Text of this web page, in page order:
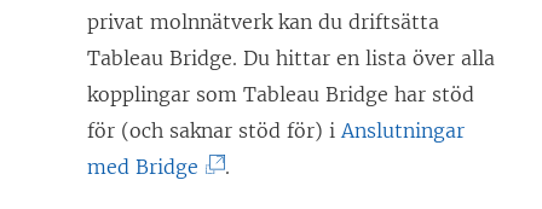
e
n
ö
p
privat molnnätverk kan du driftsätta
Tableau Bridge. Du hittar en lista över alla
kopplingar som Tableau Bridge har stöd
för (och saknar stöd för) iAnslutningar
med Bridge
.